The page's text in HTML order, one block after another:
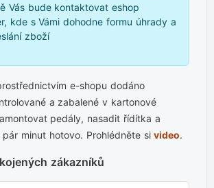
Vás bude kontaktovat eshop
kde s Vámi dohodne formu úhrady a
zboží
e-shopu dodáno
a zabalené v kartonové
pedály, nasadit řídítka a
pár minut hotovo. Prohlédněte sivideo.
zákazníků